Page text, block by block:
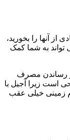
از آنها را بخورید،
به شما کمک
رساندن مصرف
است زیرا آجیل با
زمینی خیلی عقب